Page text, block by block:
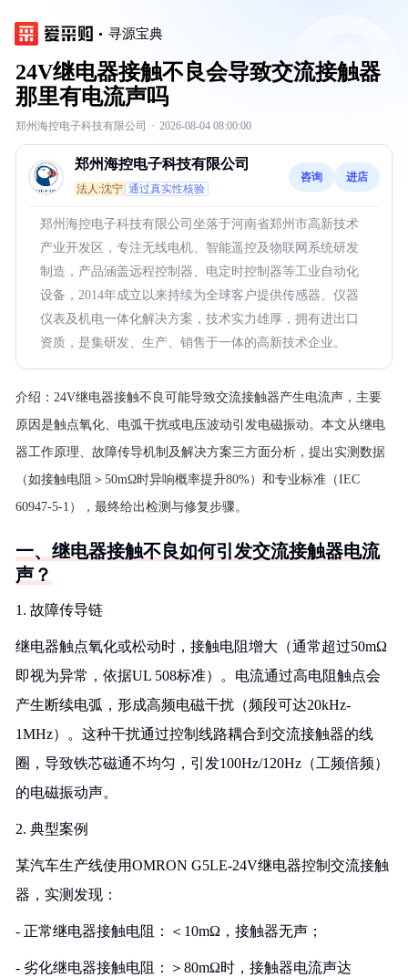
寻源宝典
24V继电器接触不良会导致交流接触器
那里有电流声吗
郑州海控电子科技有限公司 · 2026-08-04 08:00:00
郑州海控电子科技有限公司
法人:沈宁 通过真实性核验
咨询 进店
郑州海控电子科技有限公司坐落于河南省郑州市高新技术
产业开发区，专注无线电机、智能遥控及物联网系统研发
制造，产品涵盖远程控制器、电定时控制器等工业自动化
设备，2014年成立以来持续为全球客户提供传感器、仪器
仪表及机电一体化解决方案，技术实力雄厚，拥有进出口
资质，是集研发、生产、销售于一体的高新技术企业。
介绍： 24V继电器接触不良可能导致交流接触器产生电流声，主要
原因是触点氧化、电弧干扰或电压波动引发电磁振动。本文从继电
器工作原理、故障传导机制及解决方案三方面分析，提出实测数据
（如接触电阻＞50mΩ时异响概率提升80%）和专业标准（IEC
60947-5-1），最终给出检测与修复步骤。
一、继电器接触不良如何引发交流接触器电流
声？
1. 故障传导链
继电器触点氧化或松动时，接触电阻增大（通常超过50mΩ
即视为异常，依据UL 508标准）。电流通过高电阻触点会
产生断续电弧，形成高频电磁干扰（频段可达20kHz-
1MHz）。这种干扰通过控制线路耦合到交流接触器的线
圈，导致铁芯磁通不均匀，引发100Hz/120Hz（工频倍频）
的电磁振动声。
2. 典型案例
某汽车生产线使用OMRON G5LE-24V继电器控制交流接触
器，实测发现：
- 正常继电器接触电阻：＜10mΩ，接触器无声；
- 劣化继电器接触电阻：＞80mΩ时，接触器电流声达